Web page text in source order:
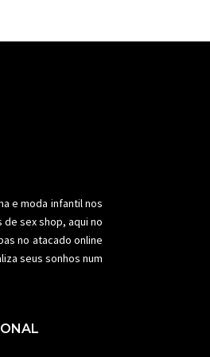
e moda infantil nos
sex shop, aqui no
no atacado online
seus sonhos num